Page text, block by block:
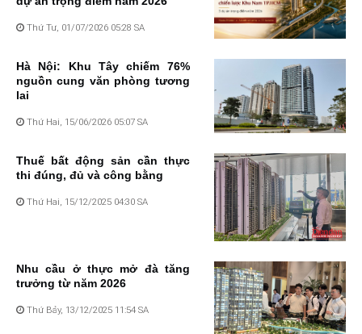
Thứ Tư, 01/07/2026 05:28 SA
Hà Nội: Khu Tây chiếm 76%
nguồn cung văn phòng tương
lai
Thứ Hai, 15/06/2026 05:07 SA
Thuế bất động sản cần thực
thi đúng, đủ và công bằng
Thứ Hai, 15/12/2025 04:30 SA
Nhu cầu ở thực mở đà tăng
trưởng từ năm 2026
Thứ Bảy, 13/12/2025 11:54 SA